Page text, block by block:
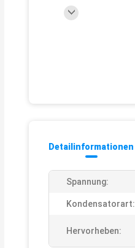
Detailinformationen
Spannung:
Kondensatorart:
Hervorheben: